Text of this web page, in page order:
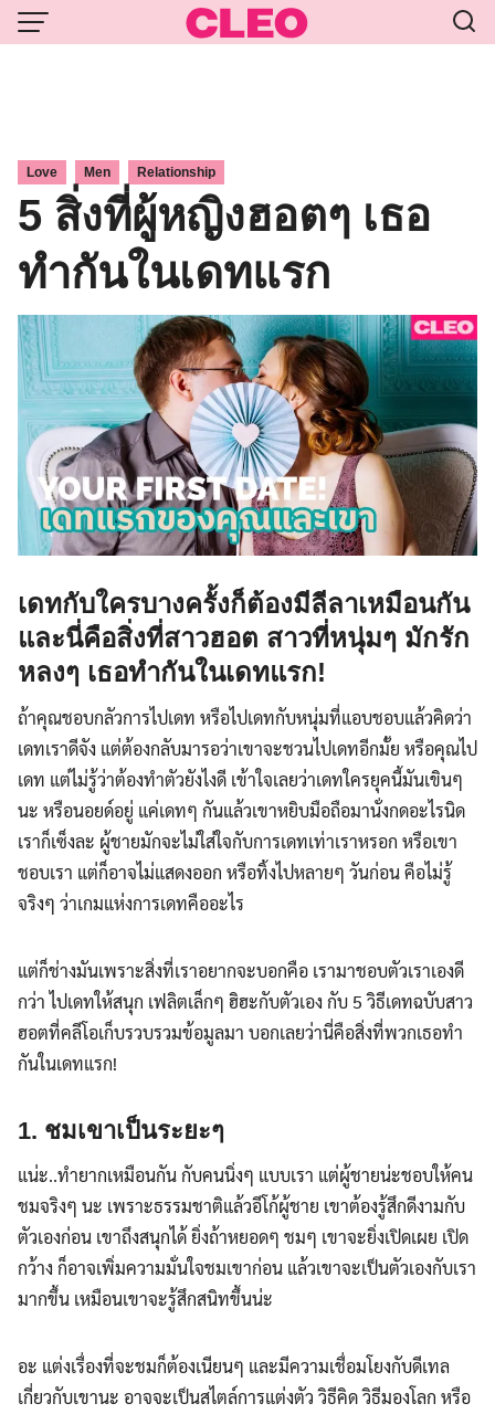
Skip
to
Love Men Relationship
5 สิ่งที่ผู้หญิงฮอตๆ เธอ
ทำกันในเดทแรก
เดทกับใครบางครั้งก็ต้องมีลีลาเหมือนกัน
และนี่คือสิ่งที่สาวฮอต สาวที่หนุ่มๆ มักรัก
หลงๆ เธอทำกันในเดทแรก!
ถ้าคุณชอบกลัวการไปเดท หรือไปเดทกับหนุ่มที่แอบชอบแล้วคิดว่า
เดทเราดีจัง แต่ต้องกลับมารอว่าเขาจะชวนไปเดทอีกมั้ย หรือคุณไป
เดท แต่ไม่รู้ว่าต้องทำตัวยังไงดี เข้าใจเลยว่าเดทใครยุคนี้มันเขินๆ
นะ หรือนอยด์อยู่ แค่เดทๆ กันแล้วเขาหยิบมือถือมานั่งกดอะไรนิด
เราก็เซ็งละ ผู้ชายมักจะไม่ใส่ใจกับการเดทเท่าเราหรอก หรือเขา
ชอบเรา แต่ก็อาจไม่แสดงออก หรือทิ้งไปหลายๆ วันก่อน คือไม่รู้
จริงๆ ว่าเกมแห่งการเดทคืออะไร
แต่ก็ช่างมันเพราะสิ่งที่เราอยากจะบอกคือ เรามาชอบตัวเราเองดี
กว่า ไปเดทให้สนุก เฟลิตเล็กๆ ฮิฮะกับตัวเอง กับ 5 วิธีเดทฉบับสาว
ฮอตที่คลีโอเก็บรวบรวมข้อมูลมา บอกเลยว่านี่คือสิ่งที่พวกเธอทำ
กันในเดทแรก!
1. ชมเขาเป็นระยะๆ
แน่ะ..ทำยากเหมือนกัน กับคนนิ่งๆ แบบเรา แต่ผู้ชายน่ะชอบให้คน
ชมจริงๆ นะ เพราะธรรมชาติแล้วอีโก้ผู้ชาย เขาต้องรู้สึกดีงามกับ
ตัวเองก่อน เขาถึงสนุกได้ ยิ่งถ้าหยอดๆ ชมๆ เขาจะยิ่งเปิดเผย เปิด
กว้าง ก็อาจเพิ่มความมั่นใจชมเขาก่อน แล้วเขาจะเป็นตัวเองกับเรา
มากขึ้น เหมือนเขาจะรู้สึกสนิทขึ้นน่ะ
อะ แต่งเรื่องที่จะชมก็ต้องเนียนๆ และมีความเชื่อมโยงกับดีเทล
เกี่ยวกับเขานะ อาจจะเป็นสไตล์การแต่งตัว วิธีคิด วิธีมองโลก หรือ